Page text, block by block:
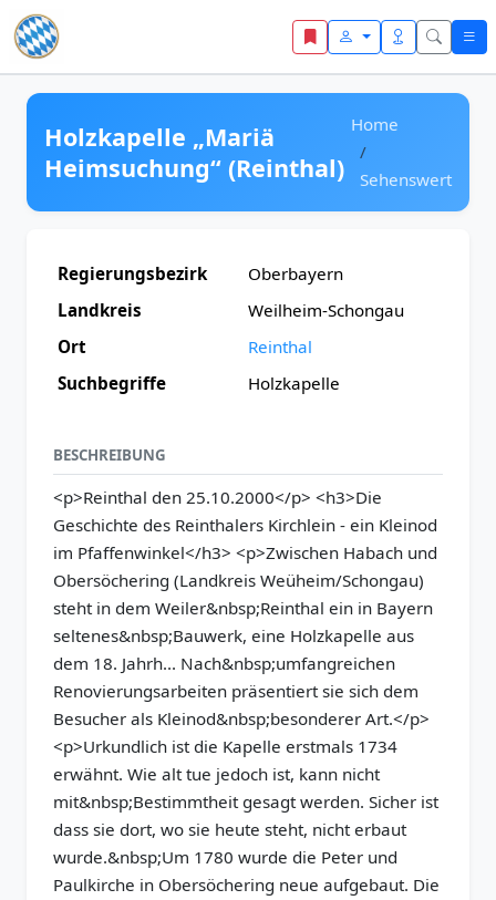
Zum Inhalt springen
Holzkapelle „Mariä
Heimsuchung“ (Reinthal)
Home
Sehenswert
Regierungsbezirk
Oberbayern
Landkreis
Weilheim-Schongau
Ort
Reinthal
Suchbegriffe
Holzkapelle
BESCHREIBUNG
<p>Reinthal den 25.10.2000</p> <h3>Die
Geschichte des Reinthalers Kirchlein - ein Kleinod
im Pfaffenwinkel</h3> <p>Zwischen Habach und
Obersöchering (Landkreis Weüheim/Schongau)
steht in dem Weiler&nbsp;Reinthal ein in Bayern
seltenes&nbsp;Bauwerk, eine Holzkapelle aus
dem 18. Jahrh... Nach&nbsp;umfangreichen
Renovierungsarbeiten präsentiert sie sich dem
Besucher als Kleinod&nbsp;besonderer Art.</p>
<p>Urkundlich ist die Kapelle erstmals 1734
erwähnt. Wie alt tue jedoch ist, kann nicht
mit&nbsp;Bestimmtheit gesagt werden. Sicher ist
dass sie dort, wo sie heute steht, nicht erbaut
wurde.&nbsp;Um 1780 wurde die Peter und
Paulkirche in Obersöchering neue aufgebaut. Die